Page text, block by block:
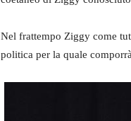
Nel frattempo Ziggy come
politica per la quale